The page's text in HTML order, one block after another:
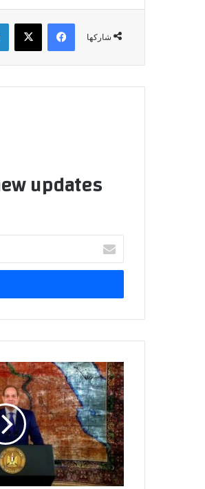
شاركها
فيسبوك X
updates!
بريدك
الإلكتروني